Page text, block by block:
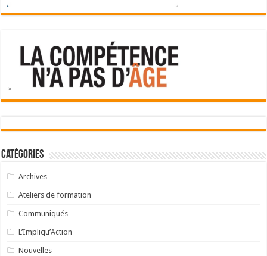
>
Catégories
Archives
Ateliers de formation
Communiqués
L’Impliqu’Action
Nouvelles